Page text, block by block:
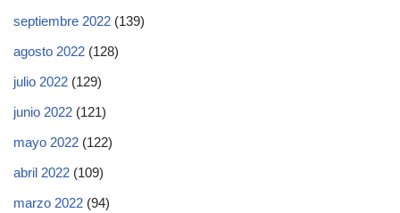
septiembre 2022 (139)
agosto 2022 (128)
julio 2022 (129)
junio 2022 (121)
mayo 2022 (122)
abril 2022 (109)
marzo 2022 (94)